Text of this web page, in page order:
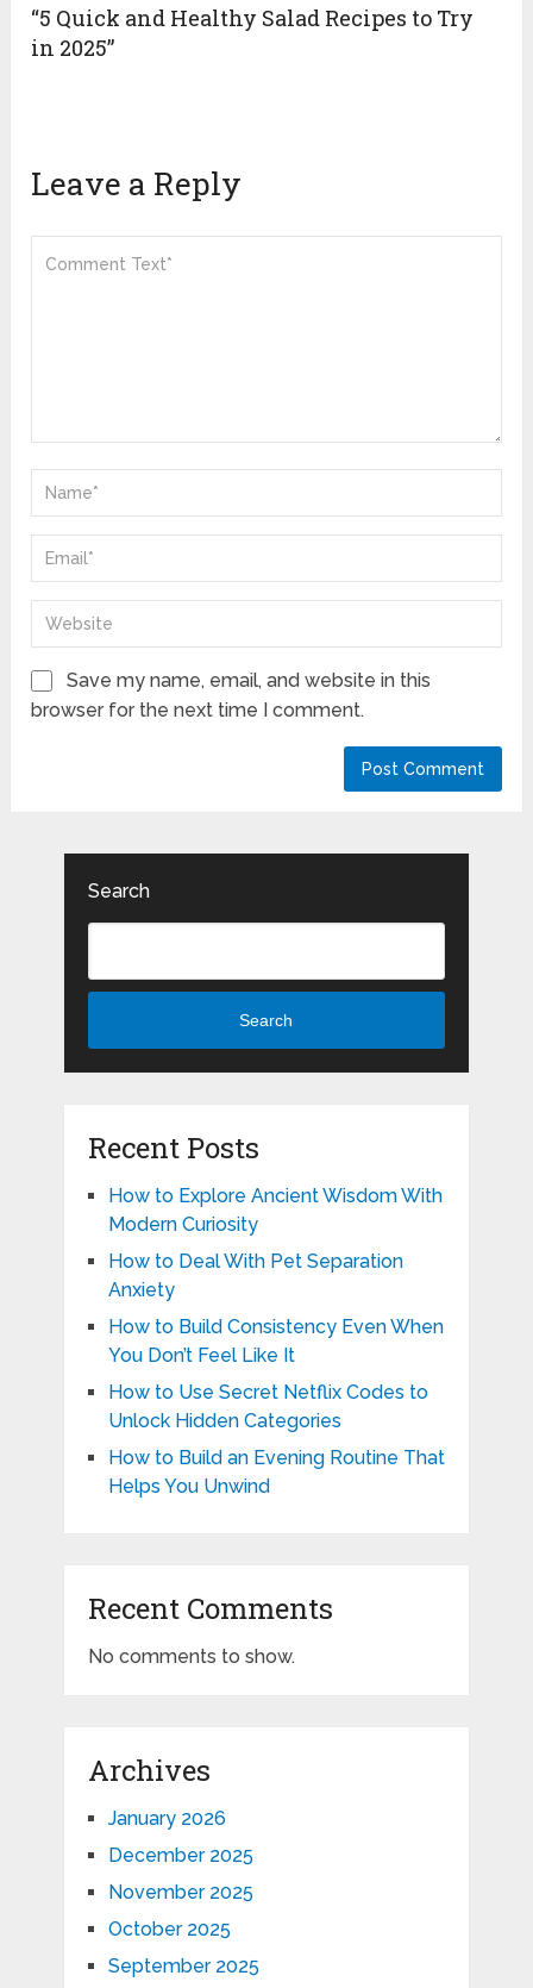
“5 Quick and Healthy Salad Recipes to Try
in 2025”
Leave a Reply
Save my name, email, and website in this
browser for the next time I comment.
Search
Search
Recent Posts
How to Explore Ancient Wisdom With
Modern Curiosity
How to Deal With Pet Separation
Anxiety
How to Build Consistency Even When
You Don’t Feel Like It
How to Use Secret Netflix Codes to
Unlock Hidden Categories
How to Build an Evening Routine That
Helps You Unwind
Recent Comments
No comments to show.
Archives
January 2026
December 2025
November 2025
October 2025
September 2025